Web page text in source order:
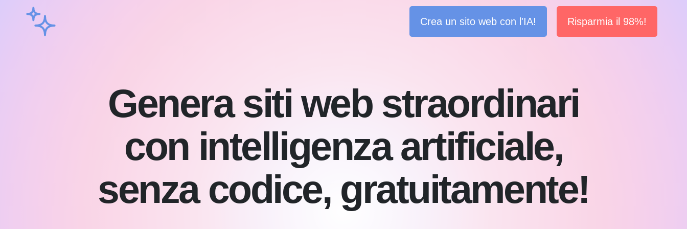
Crea un sito web con l'IA! Risparmia il 98%!
Genera siti web straordinari
con intelligenza artificiale,
senza codice, gratuitamente!